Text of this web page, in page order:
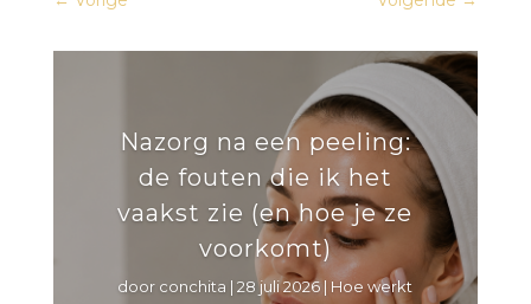
Nazorg na een peeling:
de fouten die ik het
vaakst zie (en hoe je ze
voorkomt)
door conchita |28 juli 2026 | Hoe werkt